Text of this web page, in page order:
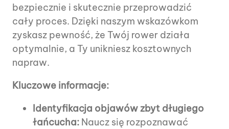
bezpiecznie i skutecznie przeprowadzić
cały proces. Dzięki naszym wskazówkom
zyskasz pewność, że Twój rower działa
optymalnie, a Ty unikniesz kosztownych
napraw.
Kluczowe informacje:
Identyfikacja objawów zbyt długiego
łańcucha: Naucz się rozpoznawać